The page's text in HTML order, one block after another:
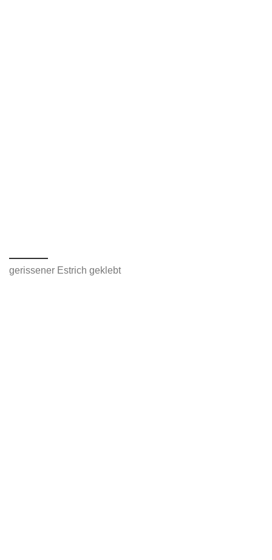
gerissener Estrich geklebt